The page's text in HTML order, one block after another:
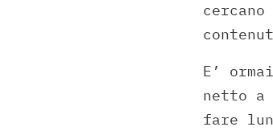
E’
netto a
fare